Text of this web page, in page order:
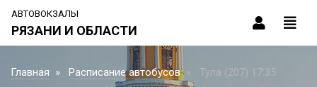
АВТОВОКЗАЛЫ
РЯЗАНИ И ОБЛАСТИ
Главная Расписание автобусов Тула (207) 17:35